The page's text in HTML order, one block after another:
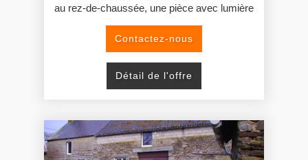
au rez-de-chaussée, une pièce avec lumière
transversale ; à l'étage, palier, deux
chambres, salle d'eau-wc. Grenier
aménageable au-dessus.
Petit terrain sur l'arrière.
En face de la maison, l'autre côté la rue,
Contactez-nous
Détail de l'offre